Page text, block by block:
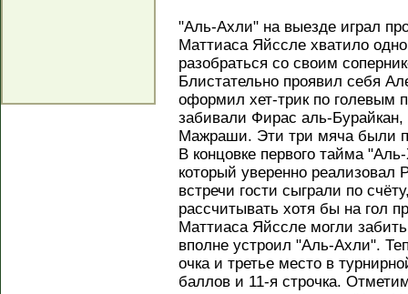
"Аль-Ахли" на выезде играл
Маттиаса Яйссле хватило
разобраться со своим
Блистательно проявил себя
оформил хет-трик по голевым
забивали Фирас аль-
Мажраши. Эти три мяча были
В концовке первого тайма
который уверенно
встречи гости сыграли по
рассчитывать хотя бы на гол
Маттиаса Яйссле могли
вполне устроил "Аль-Ахли".
очка и третье место в
баллов и 11-я строчка.